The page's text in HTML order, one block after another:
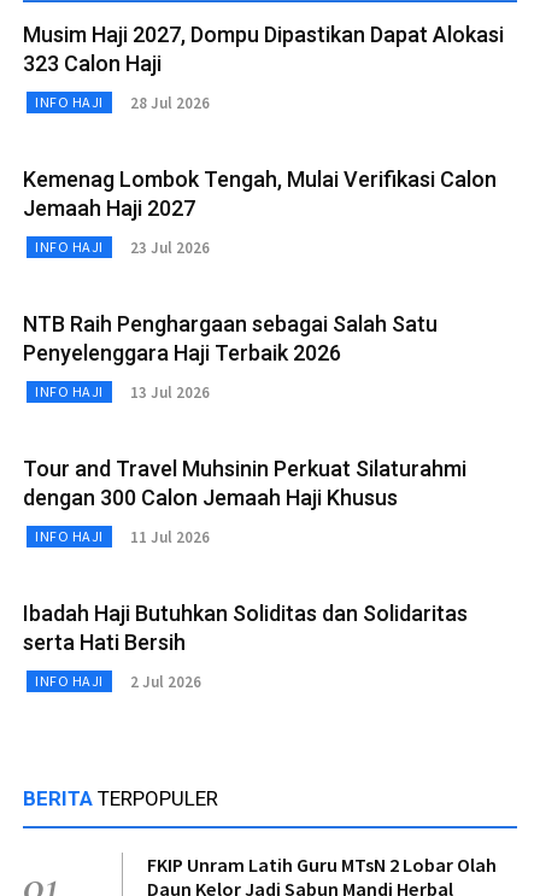
Musim Haji 2027, Dompu Dipastikan Dapat Alokasi
323 Calon Haji
INFO HAJI 28 Jul 2026
Kemenag Lombok Tengah, Mulai Verifikasi Calon
Jemaah Haji 2027
INFO HAJI 23 Jul 2026
NTB Raih Penghargaan sebagai Salah Satu
Penyelenggara Haji Terbaik 2026
INFO HAJI 13 Jul 2026
Tour and Travel Muhsinin Perkuat Silaturahmi
dengan 300 Calon Jemaah Haji Khusus
INFO HAJI 11 Jul 2026
Ibadah Haji Butuhkan Soliditas dan Solidaritas
serta Hati Bersih
INFO HAJI 2 Jul 2026
BERITA TERPOPULER
FKIP Unram Latih Guru MTsN 2 Lobar Olah
Daun Kelor Jadi Sabun Mandi Herbal